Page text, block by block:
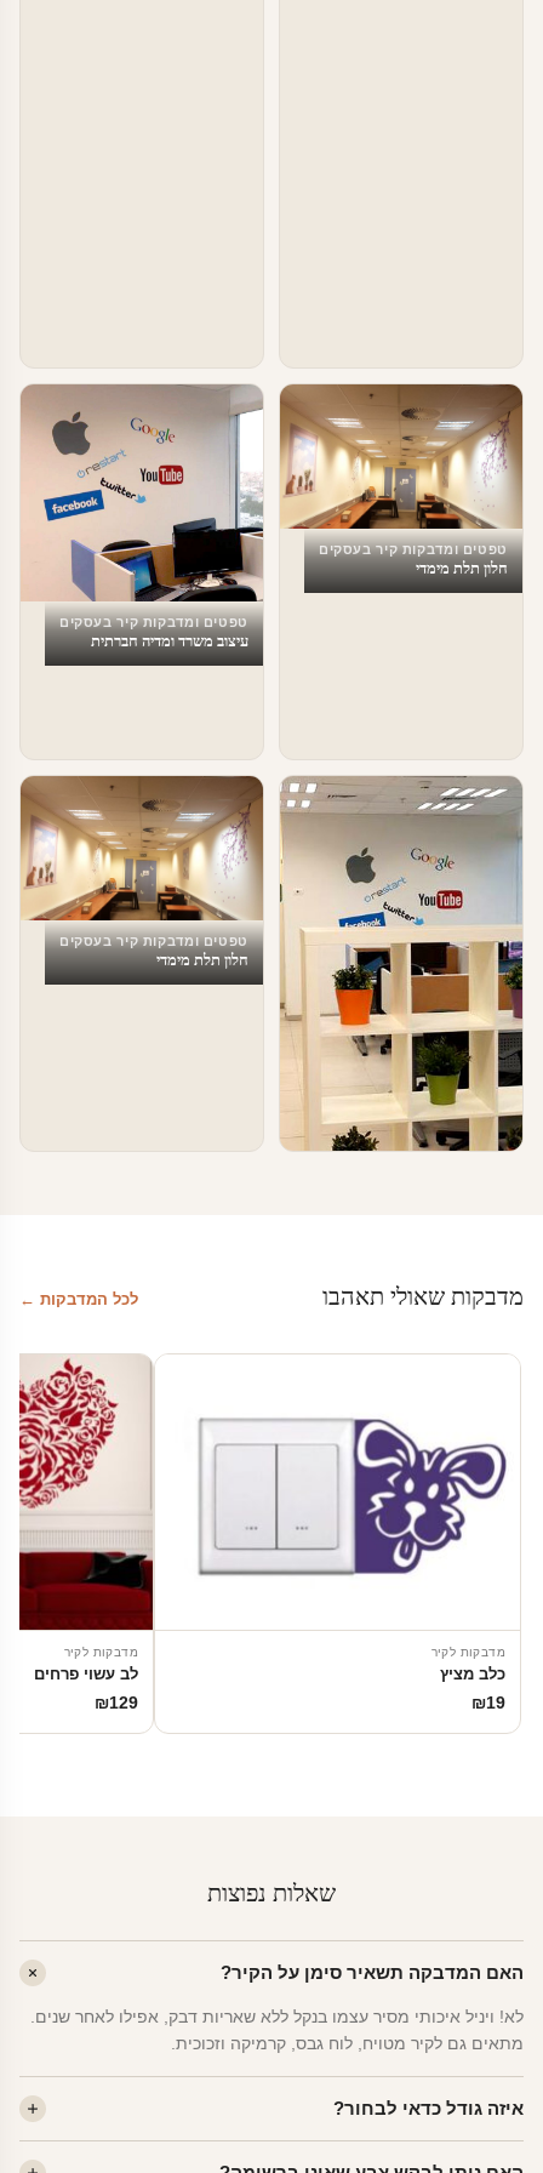
טפטים ומדבקות קיר בעסקים
חלון תלת מימדי
טפטים ומדבקות קיר בעסקים
עיצוב משרד ומדיה חברתית
טפטים ומדבקות קיר בעסקים
חלון תלת מימדי
מדבקות שאולי תאהבו לכל המדבקות ←
מדבקות לקיר
כלב מציץ
₪19
מדבקות לקיר
לב עשוי פרחים
₪129
שאלות נפוצות
האם המדבקה תשאיר סימן על הקיר?
לא! ויניל איכותי מסיר עצמו בנקל ללא שאריות דבק, אפילו לאחר שנים.
מתאים גם לקיר מטויח, לוח גבס, קרמיקה וזכוכית.
איזה גודל כדאי לבחור?